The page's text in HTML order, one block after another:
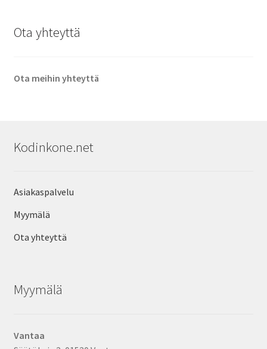
Ota yhteyttä
Ota meihin yhteyttä
Kodinkone.net
Asiakaspalvelu
Myymälä
Ota yhteyttä
Myymälä
Vantaa